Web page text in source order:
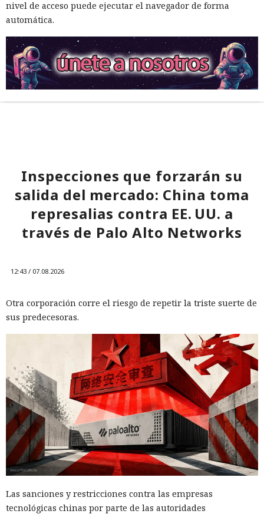
nivel de acceso puede ejecutar el navegador de forma
automática.
Inspecciones que forzarán su
salida del mercado: China toma
represalias contra EE. UU. a
través de Palo Alto Networks
12:43 / 07.08.2026
Otra corporación corre el riesgo de repetir la triste suerte de
sus predecesoras.
Las sanciones y restricciones contra las empresas
tecnológicas chinas por parte de las autoridades